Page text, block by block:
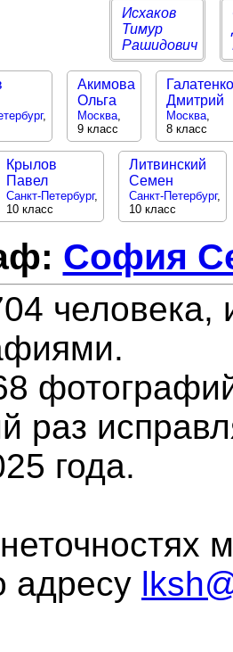
Исхаков
Тимур
Рашидович
,
Акимова
Ольга
Москва,
9 класс
Галатенко
Дмитрий
Москва,
8 класс
Крылов
Павел
Санкт-Петербург,
10 класс
Литвинский
Семен
Санкт-Петербург,
10 класс
София
человека,
раз
года.
адресу